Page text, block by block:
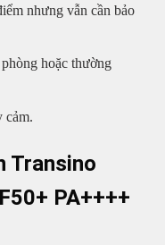
nhưng vẫn cần bảo
hoặc thường
cảm.
Transino
PA++++